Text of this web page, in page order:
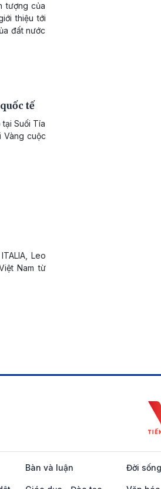
tượng của
thiệu tới
đất nước
tế
Suối Tía
Vàng cuộc
Leo
Nam từ
Bàn và luận Đời